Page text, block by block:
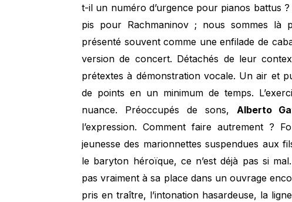
t-il un numéro d’urgence pour pianos battus
pis pour Rachmaninov ; nous sommes là
présenté souvent comme une enfilade de
version de concert. Détachés de leur
prétextes à démonstration vocale. Un air et
de points en un minimum de temps.
nuance. Préoccupés de sons, Alberto
l’expression. Comment faire autrement ?
jeunesse des marionnettes suspendues aux
le baryton héroïque, ce n’est déjà pas si
pas vraiment à sa place dans un ouvrage
pris en traître, l’intonation hasardeuse, la